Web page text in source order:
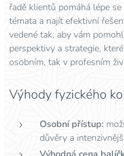
řadě klientů pomáhá lépe
témata a najít efektivní
vedené tak, aby vám
perspektivy a strategie,
osobním, tak v profesním
Výhody fyzického
Osobní přístup:
důvěry a